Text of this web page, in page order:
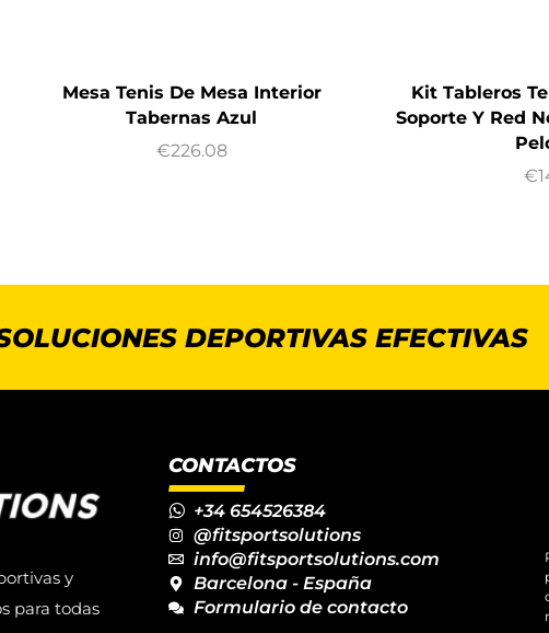
Mesa Tenis De Mesa Interior
Tabernas Azul
€226.08
Kit Tableros
Soporte Y Red
€
DEPORTIVAS EFECTIVAS
y
para todas
CONTACTOS
+34 654526384
@fitsportsolutions
info@fitsportsolutions.com
Barcelona - España
Formulario de contacto